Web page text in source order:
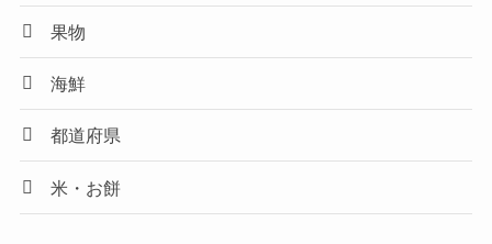
果物
海鮮
都道府県
米・お餅